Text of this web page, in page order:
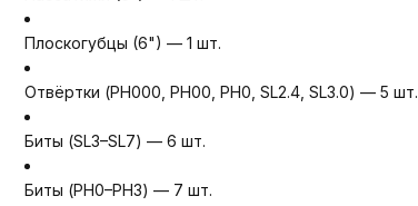
Плоскогубцы (6") — 1 шт.
Отвёртки (PH000, PH00, PH0, SL2.4, SL3.0) — 5 шт.
Биты (SL3–SL7) — 6 шт.
Биты (PH0–PH3) — 7 шт.